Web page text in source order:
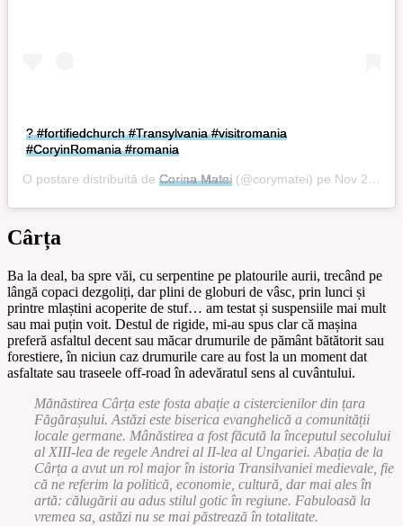
?️ #fortifiedchurch #Transylvania #visitromania
#CoryinRomania #romania
O postare distribuită de Corina Matei (@corymatei) pe Nov 27, 2019 la 10:21 PST
Cârța
Ba la deal, ba spre văi, cu serpentine pe platourile aurii, trecând pe
lângă copaci dezgoliți, dar plini de globuri de vâsc, prin lunci și
printre mlaștini acoperite de stuf… am testat și suspensiile mai mult
sau mai puțin voit. Destul de rigide, mi-au spus clar că mașina
preferă asfaltul decent sau măcar drumurile de pământ bătătorit sau
forestiere, în niciun caz drumurile care au fost la un moment dat
asfaltate sau traseele off-road în adevăratul sens al cuvântului.
Mănăstirea Cârța este fosta abație a cistercienilor din țara
Făgărașului. Astăzi este biserica evanghelică a comunității
locale germane. Mânăstirea a fost făcută la începutul secolului
al XIII-lea de regele Andrei al II-lea al Ungariei. Abația de la
Cârța a avut un rol major în istoria Transilvaniei medievale, fie
că ne referim la politică, economie, cultură, dar mai ales în
artă: călugării au adus stilul gotic în regiune. Fabuloasă la
vremea sa, astăzi nu se mai păstrează în totalitate.